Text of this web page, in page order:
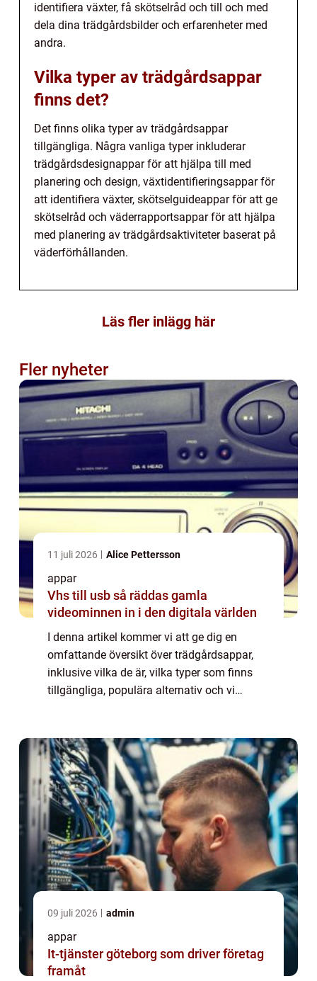
identifiera växter, få skötselråd och till och med
dela dina trädgårdsbilder och erfarenheter med
andra.
Vilka typer av trädgårdsappar
finns det?
Det finns olika typer av trädgårdsappar
tillgängliga. Några vanliga typer inkluderar
trädgårdsdesignappar för att hjälpa till med
planering och design, växtidentifieringsappar för
att identifiera växter, skötselguideappar för att ge
skötselråd och väderrapportsappar för att hjälpa
med planering av trädgårdsaktiviteter baserat på
väderförhållanden.
Läs fler inlägg här
Fler nyheter
11 juli 2026 Alice Pettersson
appar
Vhs till usb så räddas gamla
videominnen in i den digitala världen
I denna artikel kommer vi att ge dig en
omfattande översikt över trädgårdsappar,
inklusive vilka de är, vilka typer som finns
tillgängliga, populära alternativ och vi
09 juli 2026 admin
appar
It-tjänster göteborg som driver företag
framåt